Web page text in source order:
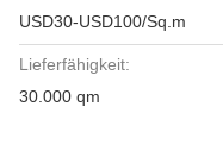
USD30-USD100/Sq.m
Lieferfähigkeit:
30.000 qm